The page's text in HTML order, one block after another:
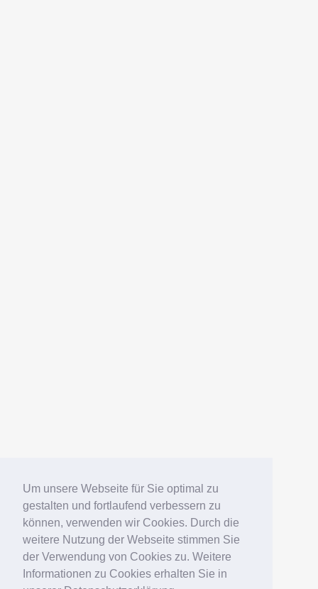
Um unsere Webseite für Sie optimal zu
gestalten und fortlaufend verbessern zu
können, verwenden wir Cookies. Durch die
weitere Nutzung der Webseite stimmen Sie
der Verwendung von Cookies zu. Weitere
Informationen zu Cookies erhalten Sie in